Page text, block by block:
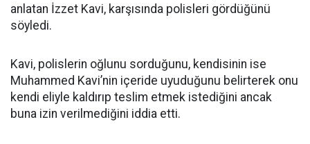
anlatan İzzet Kavi, karşısında polisleri gördüğünü
söyledi.
Kavi, polislerin oğlunu sorduğunu, kendisinin ise
Muhammed Kavi’nin içeride uyuduğunu belirterek onu
kendi eliyle kaldırıp teslim etmek istediğini ancak
buna izin verilmediğini iddia etti.